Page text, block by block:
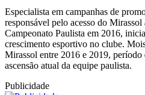
Especialista em campanhas de
responsável pelo acesso do
Campeonato Paulista em 2016,
crescimento esportivo no clube.
Mirassol entre 2016 e 2019,
ascensão atual da equipe paulista.
Publicidade